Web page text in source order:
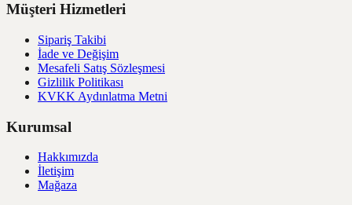
Müşteri Hizmetleri
Sipariş Takibi
İade ve Değişim
Mesafeli Satış Sözleşmesi
Gizlilik Politikası
KVKK Aydınlatma Metni
Kurumsal
Hakkımızda
İletişim
Mağaza